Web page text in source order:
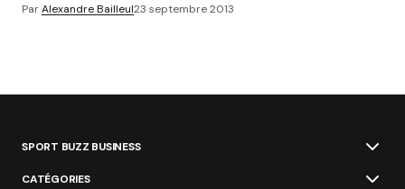
ParAlexandre Bailleul23 septembre 2013
SPORT BUZZ BUSINESS
CATÉGORIES